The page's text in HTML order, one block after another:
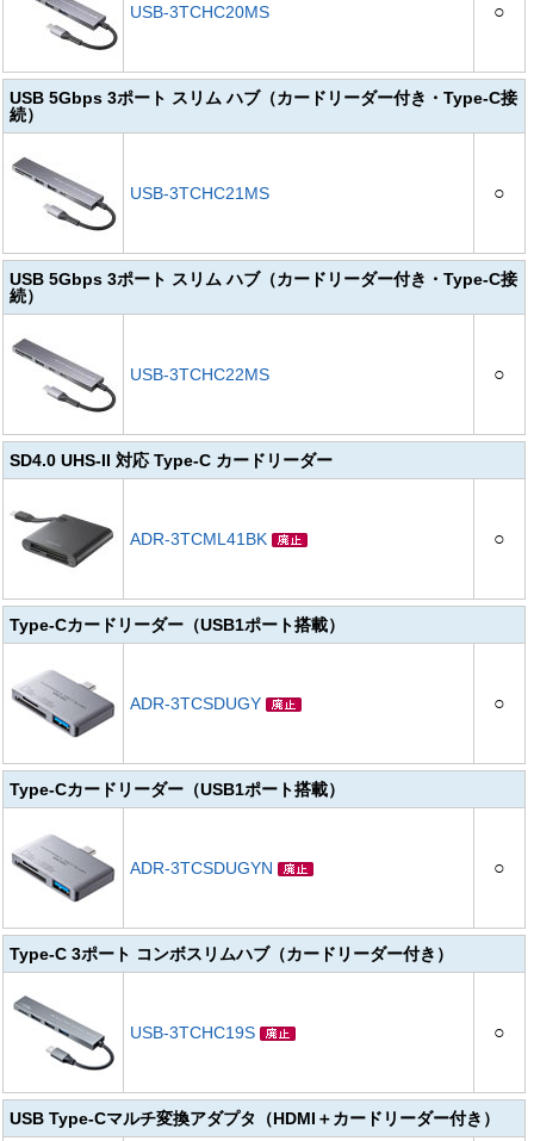
USB-3TCHC20MS ○
USB 5Gbps 3ポート スリム ハブ（カードリーダー付き・Type-C接
続）
USB-3TCHC21MS ○
USB 5Gbps 3ポート スリム ハブ（カードリーダー付き・Type-C接
続）
USB-3TCHC22MS ○
SD4.0 UHS-II 対応 Type-C カードリーダー
ADR-3TCML41BK ○
Type-Cカードリーダー（USB1ポート搭載）
ADR-3TCSDUGY ○
Type-Cカードリーダー（USB1ポート搭載）
ADR-3TCSDUGYN ○
Type-C 3ポート コンボスリムハブ（カードリーダー付き）
USB-3TCHC19S ○
USB Type-Cマルチ変換アダプタ（HDMI＋カードリーダー付き）